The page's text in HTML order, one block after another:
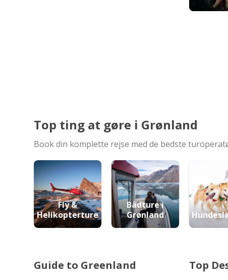
Top ting at gøre i Grønland
Book din komplette rejse med de bedste
Fly &
Helikopterture
Bådture i
Grønland
Guide to Greenland Top